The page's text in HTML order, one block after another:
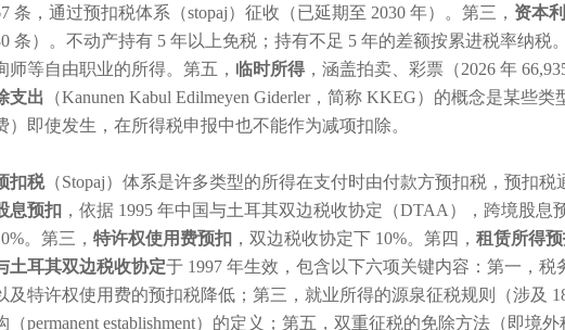
条，通过预扣税体系（stopaj）征收（已延期至 2030 年）。第三， 资本
条）。不动产持有 5 年以上免税；持有不足 5 年的差额按累进税率纳税
师等自由职业的所得。第五， 临时所得 ，涵盖拍卖、彩票（2026 年
支出
（Kanunen Kabul Edilmeyen Giderler，简称 KKEG）的概念是某些
）即使发生，在所得税申报中也不能作为减项扣除。
扣税（Stopaj）体系是许多类型的所得在支付时由付款方预扣税，预扣
息预扣 ，依据 1995 年中国与土耳其双边税收协定（DTAA），跨境股息
。第三， 特许权使用费预扣 ，双边税收协定下 10%。第四， 租赁所得
土耳其双边税收协定于 1997 年生效，包含以下六项关键内容：第一，
及特许权使用费的预扣税降低；第三，就业所得的源泉征税规则（涉及
（permanent establishment）的定义；第五，双重征税的免除方法（即境